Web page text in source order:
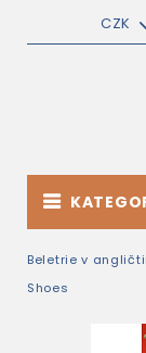
CZK
Beletrie v
Shoes